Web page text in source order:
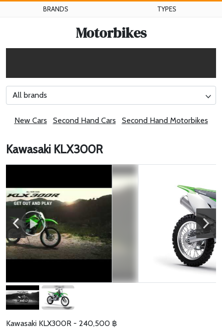
BRANDS TYPES
Motorbikes
All brands
New Cars Second Hand Cars Second Hand Motorbikes
Kawasaki KLX300R
Kawasaki KLX300R - 240,500 ฿